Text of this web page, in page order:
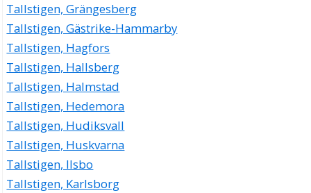
Tallstigen, Grängesberg
Tallstigen, Gästrike-Hammarby
Tallstigen, Hagfors
Tallstigen, Hallsberg
Tallstigen, Halmstad
Tallstigen, Hedemora
Tallstigen, Hudiksvall
Tallstigen, Huskvarna
Tallstigen, Ilsbo
Tallstigen, Karlsborg